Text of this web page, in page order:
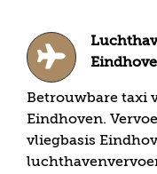
Betrouwbare taxi
Eindhoven.
vliegbasis